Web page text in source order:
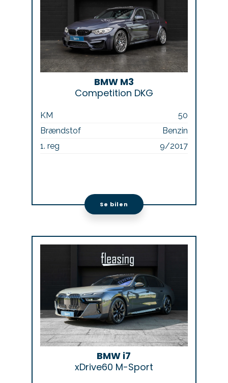
BMW M3
Competition DKG
KM
50
Brændstof
Benzin
1. reg
9/2017
Se bilen
BMW i7
xDrive60 M-Sport